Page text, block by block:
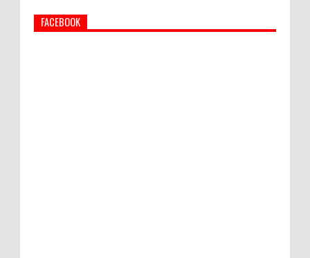
PEMKAB KLUNGKUNG GELAR PASAR
FACEBOOK